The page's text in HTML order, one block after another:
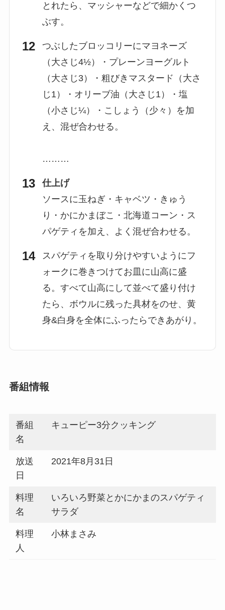
とれたら、マッシャーなどで細かくつ
ぶす。
つぶしたブロッコリーにマヨネーズ
（大さじ4½）・プレーンヨーグルト
（大さじ3）・粗びきマスタード（大さ
じ1）・オリーブ油（大さじ1）・塩
（小さじ¼）・こしょう（少々）を加
え、混ぜ合わせる。
………
仕上げ
ソースに玉ねぎ・キャベツ・きゅう
り・かにかまぼこ・北海道コーン・ス
パゲティを加え、よく混ぜ合わせる。
スパゲティを取り分けやすいようにフ
ォークに巻きつけてお皿に山高に盛
る。すべて山高にして並べて盛り付け
たら、ボウルに残った具材をのせ、黄
身&白身を全体にふったらできあがり。
番組情報
番組
名
キューピー3分クッキング
放送
日
2021年8月31日
料理
名
いろいろ野菜とかにかまのスパゲティ
サラダ
料理
人
小林まさみ